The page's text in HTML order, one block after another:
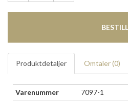
BESTILL
Produktdetaljer Omtaler (0)
Varenummer
7097-1